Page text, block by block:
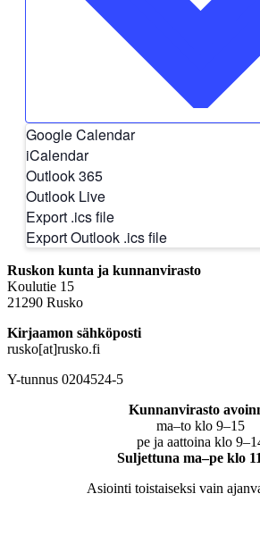
Google Calendar
iCalendar
Outlook 365
Outlook Live
Export .ics file
Export Outlook .ics file
Ruskon kunta ja kunnanvirasto
Koulutie 15
21290 Rusko
Kirjaamon sähköposti
rusko[at]rusko.fi
Y-tunnus 0204524-5
Kunnanvirasto
ma–to klo 9–15
pe ja aattoina klo
Suljettuna ma–pe klo
Asiointi toistaiseksi vain